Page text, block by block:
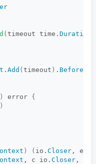
( timeout time. Duration
. Add ( timeout ) . Before
error {
) ( io. Closer ,
, c io. Closer ,